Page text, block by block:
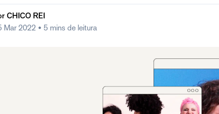
CHICO REI
Mar 2022 • 5 mins de leitura